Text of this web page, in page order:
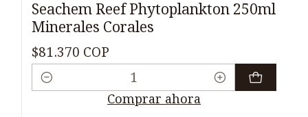
Seachem Reef Phytoplankton 250ml
Minerales Corales
$81.370 COP
Cantidad
Comprar ahora